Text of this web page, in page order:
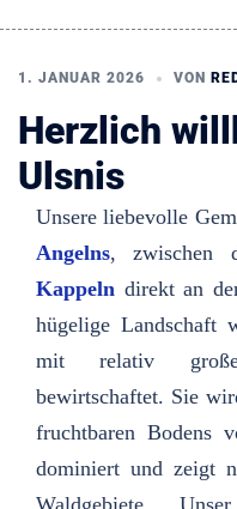
1. JANUAR 2026 VON
Herzlich
Ulsnis
Unsere liebevolle
Angelns, zwi­schen
Kap­peln direkt an
hügelige Landschaft
mit relativ
bewirtschaftet. Sie
fruchtbaren Bodens
dominiert und zeigt